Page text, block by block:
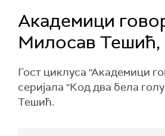
Академици
Милосав Тешић,
Гост циклуса ''Академици
серијала ''Код два бела
Тешић.